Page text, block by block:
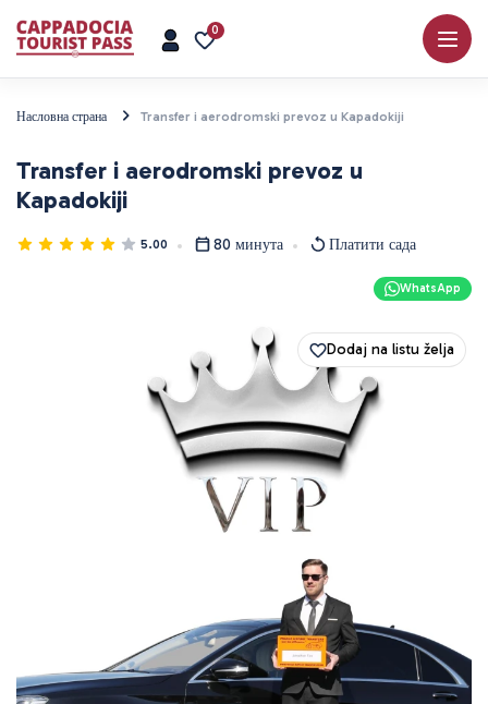
0
Насловна страна Transfer i aerodromski prevoz u Kapadokiji
Transfer i aerodromski prevoz u
Kapadokiji
5.00 80 минута Платити сада
WhatsApp
Dodaj na listu želja